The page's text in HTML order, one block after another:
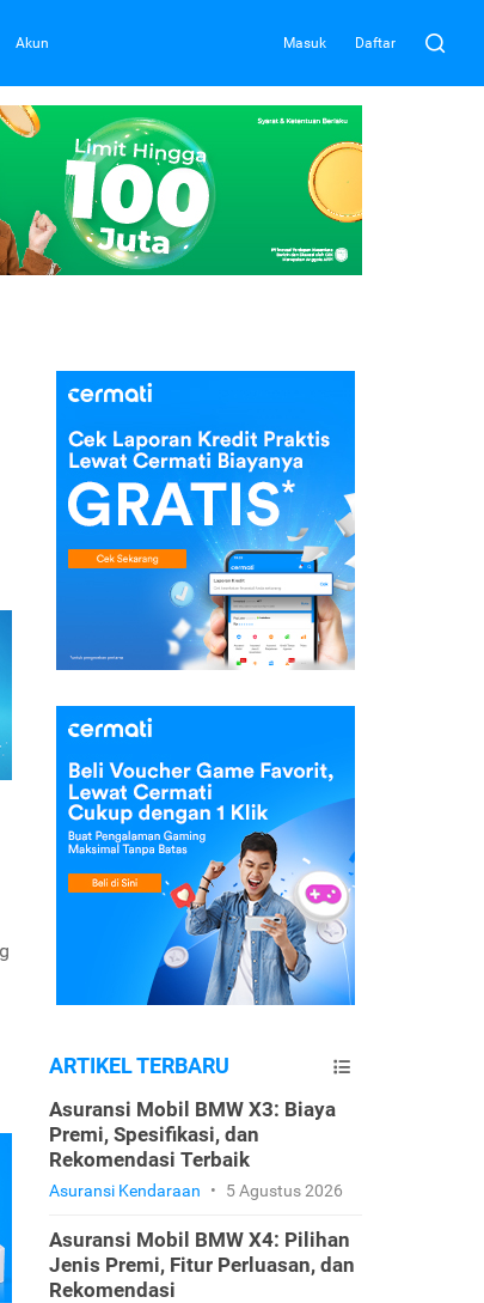
Akun Masuk Daftar
ARTIKEL TERBARU
Asuransi Mobil BMW X3: Biaya
Premi, Spesifikasi, dan
Rekomendasi Terbaik
Asuransi Kendaraan • 5 Agustus 2026
Asuransi Mobil BMW X4: Pilihan
Jenis Premi, Fitur Perluasan, dan
Rekomendasi